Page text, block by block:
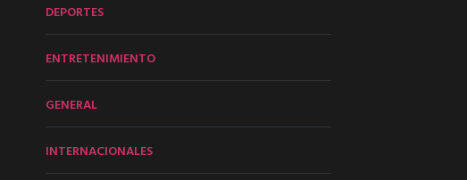
DEPORTES
ENTRETENIMIENTO
GENERAL
INTERNACIONALES